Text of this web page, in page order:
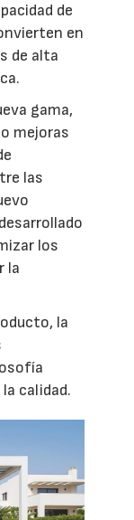
de
en
de alta
gama,
mejoras
las
los
la
la
calidad.